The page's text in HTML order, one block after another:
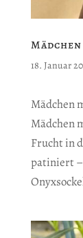
18. Januar
Mädchen
Mädchen
Frucht in
patiniert